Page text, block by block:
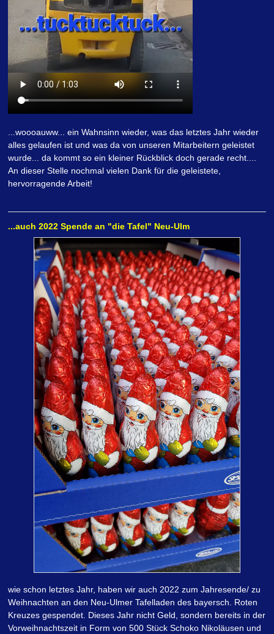
...woooauww... ein Wahnsinn wieder, was das letztes Jahr wieder
alles gelaufen ist und was da von unseren Mitarbeitern geleistet
wurde... da kommt so ein kleiner Rückblick doch gerade recht....
An dieser Stelle nochmal vielen Dank für die geleistete,
hervorragende Arbeit!
...auch 2022 Spende an "die Tafel" Neu-Ulm
wie schon letztes Jahr, haben wir auch 2022 zum Jahresende/ zu
Weihnachten an den Neu-Ulmer Tafelladen des bayersch. Roten
Kreuzes gespendet. Dieses Jahr nicht Geld, sondern bereits in der
Vorweihnachtszeit in Form von 500 Stück Schoko Nikoläusen und